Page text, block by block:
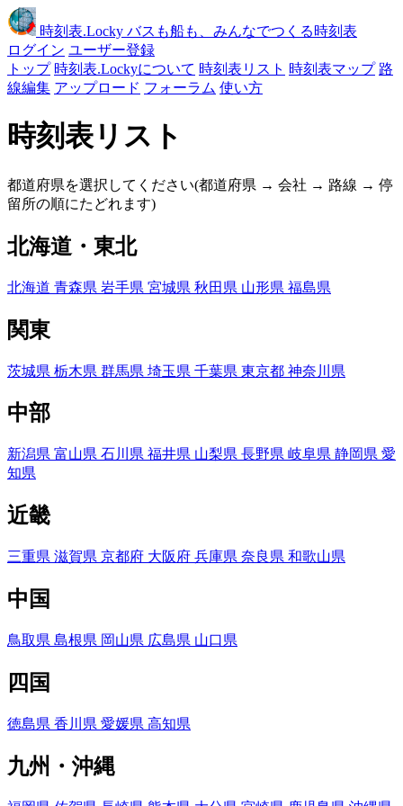
時刻表.Locky バスも船も、みんなでつくる時刻表
ログイン ユーザー登録
トップ 時刻表.Lockyについて 時刻表リスト 時刻表マップ 路
線編集 アップロード フォーラム 使い方
時刻表リスト
都道府県を選択してください(都道府県 → 会社 → 路線 → 停
留所の順にたどれます)
北海道・東北
北海道 青森県 岩手県 宮城県 秋田県 山形県 福島県
関東
茨城県 栃木県 群馬県 埼玉県 千葉県 東京都 神奈川県
中部
新潟県 富山県 石川県 福井県 山梨県 長野県 岐阜県 静岡県 愛
知県
近畿
三重県 滋賀県 京都府 大阪府 兵庫県 奈良県 和歌山県
中国
鳥取県 島根県 岡山県 広島県 山口県
四国
徳島県 香川県 愛媛県 高知県
九州・沖縄